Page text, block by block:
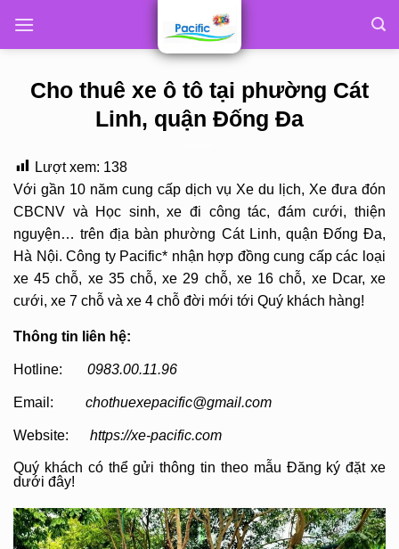
Cho thuê xe ô tô tại phường Cát
Linh, quận Đống Đa
Lượt xem: 138
Với gần 10 năm cung cấp dịch vụ Xe du lịch, Xe đưa đón
CBCNV và Học sinh, xe đi công tác, đám cưới, thiện
nguyện… trên địa bàn phường Cát Linh, quận Đống Đa,
Hà Nội. Công ty Pacific* nhận hợp đồng cung cấp các loại
xe 45 chỗ, xe 35 chỗ, xe 29 chỗ, xe 16 chỗ, xe Dcar, xe
cưới, xe 7 chỗ và xe 4 chỗ đời mới tới Quý khách hàng!
Thông tin liên hệ:
Hotline: 0983.00.11.96
Email: chothuexepacific@gmail.com
Website: https://xe-pacific.com
Quý khách có thể gửi thông tin theo mẫu Đăng ký đặt xe
dưới đây!